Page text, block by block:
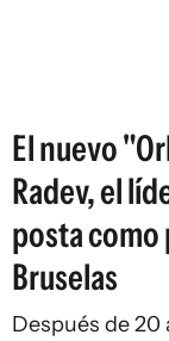
El nuevo
Radev, el
posta
Bruselas
Después de